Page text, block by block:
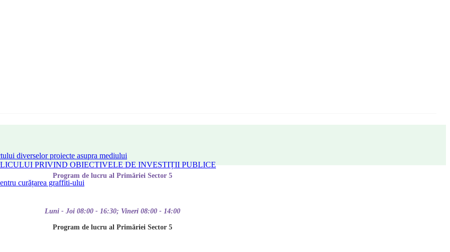
diverselor proiecte asupra mediului
PRIVIND OBIECTIVELE DE INVESTIȚII PUBLICE
curățarea graffiti-ului
Program de lucru al Primăriei Sector 5
Luni - Joi 08:00 - 16:30; Vineri 08:00 - 14:00
Program de lucru al Primăriei Sector 5